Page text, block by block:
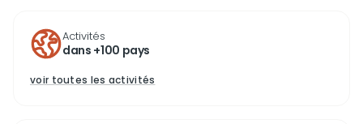
Activités
dans +100 pays
voir toutes les activités